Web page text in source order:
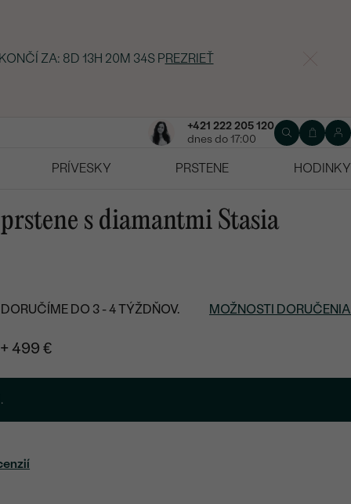
ZA: 8D 13H 20M 33SPREZRIEŤ
+421 222 205 120
dnes do 17:00
PRÍVESKY PRSTENE
HODINKY
s diamantmi Stasia
DO 3 - 4 TÝŽDŇOV. MOŽNOSTI DORUČENIA
+ 499 €
.